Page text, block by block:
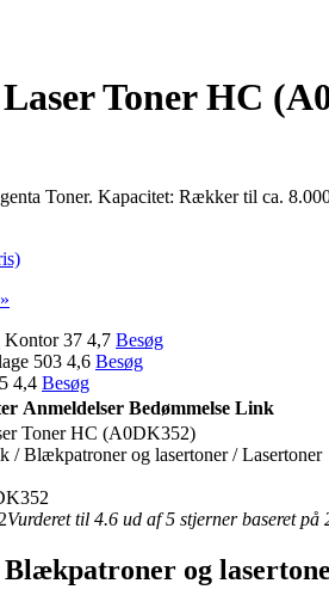
Toner HC
Toner. Kapacitet: Rækker til ca.
Kontor 37 4,7 Besøg
503 4,6 Besøg
4,4 Besøg
Anmeldelser Bedømmelse Link
Toner HC (A0DK352)
/ Blækpatroner og lasertoner / Lasertoner
Vurderet til 4.6 ud af 5 stjerner baseret på
og